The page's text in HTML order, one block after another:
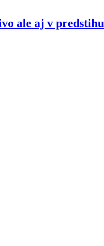
ale aj v predstihu